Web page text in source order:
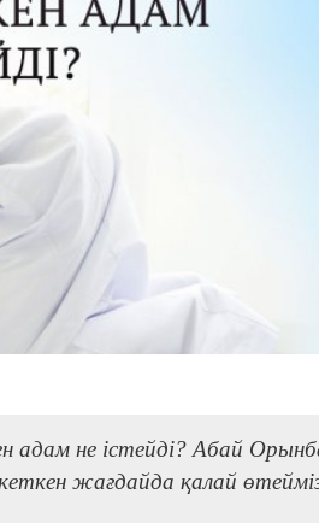
адам не істейді? Абай
жағдайда қалай